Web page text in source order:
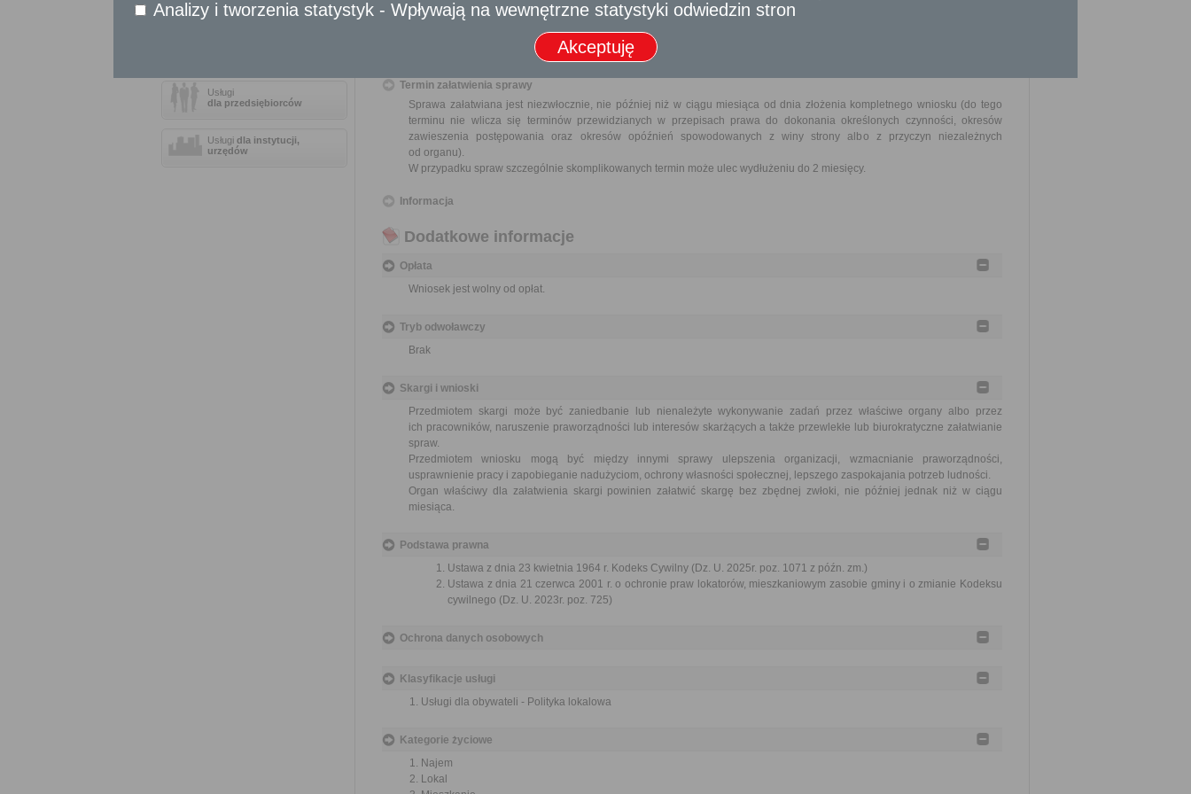
Sprawy komunikacyjne
Sprawy obywatelskie
Usługi
dla przedsiębiorców
Usługi dla instytucji,
urzędów
Termin załatwienia sprawy
Sprawa załatwiana jest niezwłocznie, nie później niż w ciągu miesiąca od dnia złożenia kompletnego wniosku (do tego
terminu nie wlicza się terminów przewidzianych w przepisach prawa do dokonania określonych czynności, okresów
zawieszenia postępowania oraz okresów opóźnień spowodowanych z winy strony albo z przyczyn niezależnych
od organu).
W przypadku spraw szczególnie skomplikowanych termin może ulec wydłużeniu do 2 miesięcy.
Informacja
Dodatkowe informacje
Opłata
Wniosek jest wolny od opłat.
Tryb odwoławczy
Brak
Skargi i wnioski
Przedmiotem skargi może być zaniedbanie lub nienależyte wykonywanie zadań przez właściwe organy albo przez
ich pracowników, naruszenie praworządności lub interesów skarżących a także przewlekłe lub biurokratyczne załatwianie
spraw.
Przedmiotem wniosku mogą być między innymi sprawy ulepszenia organizacji, wzmacnianie praworządności,
usprawnienie pracy i zapobieganie nadużyciom, ochrony własności społecznej, lepszego zaspokajania potrzeb ludności.
Organ właściwy dla załatwienia skargi powinien załatwić skargę bez zbędnej zwłoki, nie później jednak niż w ciągu
miesiąca.
Podstawa prawna
Ustawa z dnia 23 kwietnia 1964 r. Kodeks Cywilny (Dz. U. 2025r. poz. 1071 z późn. zm.)
Ustawa z dnia 21 czerwca 2001 r. o ochronie praw lokatorów, mieszkaniowym zasobie gminy i o zmianie Kodeksu
cywilnego (Dz. U. 2023r. poz. 725)
Ochrona danych osobowych
Klasyfikacje usługi
Usługi dla obywateli - Polityka lokalowa
Kategorie życiowe
Najem
Lokal
Analizy i tworzenia statystyk - Wpływają na wewnętrzne statystyki odwiedzin stron
Akceptuję